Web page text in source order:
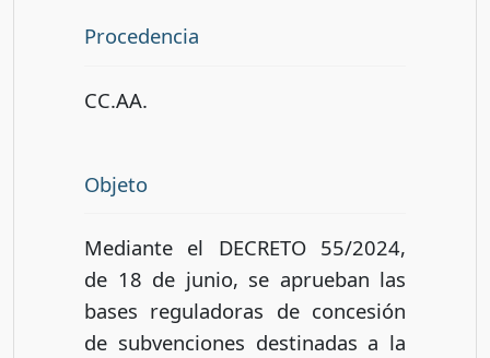
Procedencia
CC.AA.
Objeto
Mediante el DECRETO 55/2024,
de 18 de junio, se aprueban las
bases reguladoras de concesión
de subvenciones destinadas a la